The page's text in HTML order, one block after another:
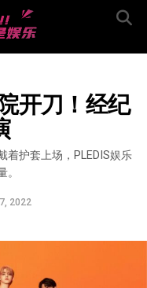
院开刀！经纪
着护套上场，PLEDIS娱乐
2022